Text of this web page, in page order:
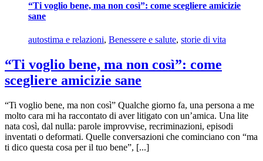
“Ti voglio bene, ma non così”: come scegliere amicizie
sane
autostima e relazioni, Benessere e salute, storie di vita
“Ti voglio bene, ma non così”: come
scegliere amicizie sane
“Ti voglio bene, ma non così” Qualche giorno fa, una persona a me
molto cara mi ha raccontato di aver litigato con un’amica. Una lite
nata così, dal nulla: parole improvvise, recriminazioni, episodi
inventati o deformati. Quelle conversazioni che cominciano con “ma
ti dico questa cosa per il tuo bene”, [...]